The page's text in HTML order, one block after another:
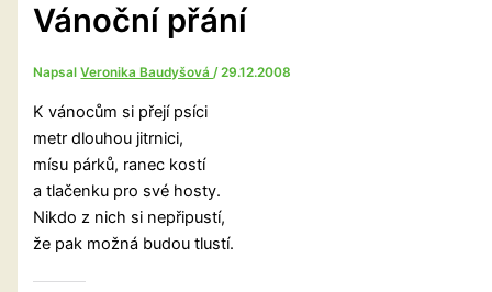
Vánoční přání
NapsalVeronika Baudyšová/29.12.2008
K vánocům si přejí psíci
metr dlouhou jitrnici,
mísu párků, ranec kostí
a tlačenku pro své hosty.
Nikdo z nich si nepřipustí,
že pak možná budou tlustí.